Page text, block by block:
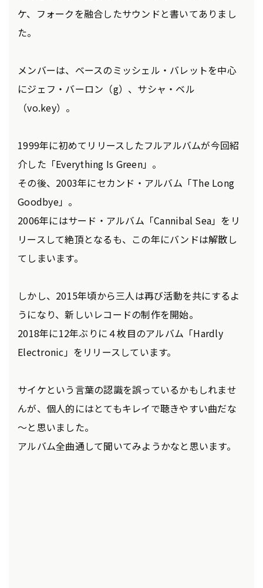
ケ、フォークを融合したサウンドと書いてありまし
た。
メンバーは、ベースのミッシェル・バレットを中心
にジェフ・バーロン（g）、サシャ・ベル
（vo.key）。
1999年に初めてリリースしたフルアルバムが今回紹
介した「Everything Is Green」。
その後、2003年にセカンド・アルバム「The Long
Goodbye」。
2006年にはサード・アルバム「Cannibal Sea」をリ
リースして絶頂となるも、この年にバンドは解散し
てしまいます。
しかし、2015年頃から三人は再び活動を共にするよ
うになり、新しいレコードの制作を開始。
2018年に12年ぶりに４枚目のアルバム「Hardly
Electronic」をリリースしています。
サイケという言葉の認識を誤っているかもしれませ
んが、個人的にはとてもキレイで聴きやすい曲だな
～と思いました。
アルバム全曲通して聞いてみようかなと思います。